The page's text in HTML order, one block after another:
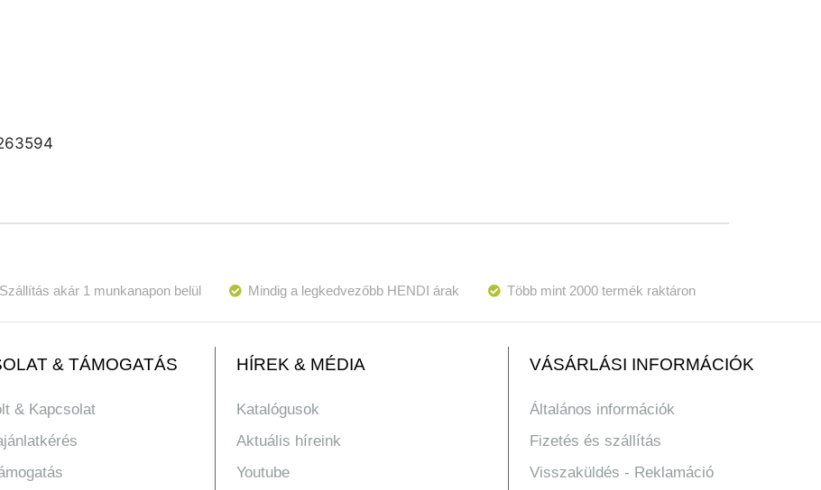
Szállítás akár 1 munkanapon belül Mindig a legkedvezőbb HENDI árak Több mint 2000 termék raktáron
& TÁMOGATÁS
& Kapcsolat
HÍREK & MÉDIA
Katalógusok
Aktuális híreink
Youtube
VÁSÁRLÁSI INFORMÁCIÓK
Általános információk
Fizetés és szállítás
Visszaküldés - Reklamáció